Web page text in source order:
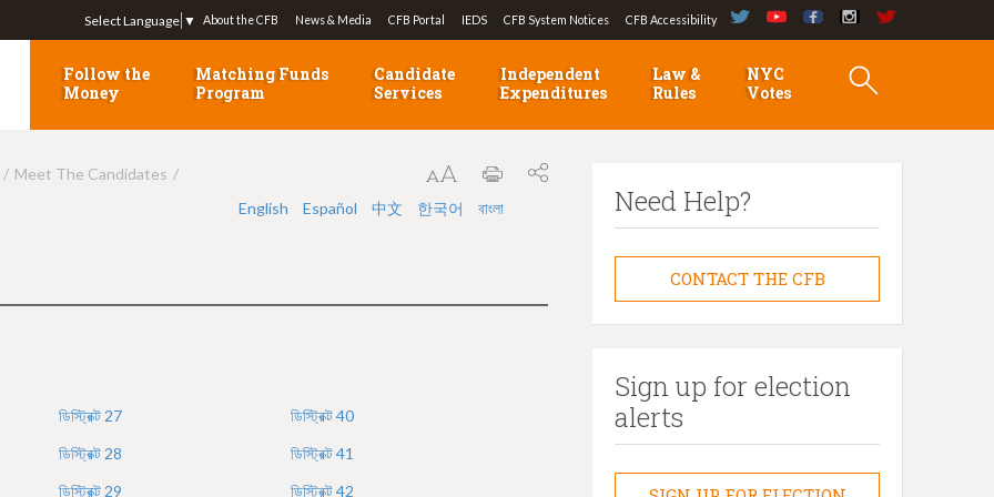
Jump to navigation
Select Language ▼ About the CFB News & Media CFB Portal IEDS CFB System Notices CFB Accessibility
Follow the
Money
Matching Funds
Program
Candidate
Services
Independent
Expenditures
Law &
Rules
NYC
Votes
Meet The Candidates
English
Español 中文 한국어 বাংলা
ডিস্ট্রিক্ট 27
ডিস্ট্রিক্ট 28
ডিস্ট্রিক্ট 29
ডিস্ট্রিক্ট40
ডিস্ট্রিক্ট41
ডিস্ট্রিক্ট42
Need Help?
CONTACT THE CFB
Sign up for election
alerts